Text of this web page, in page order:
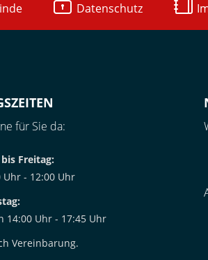
Datenschutz
für Sie da:
Freitag:
Uhr - 12:00 Uhr
14:00 Uhr - 17:45 Uhr
Vereinbarung.